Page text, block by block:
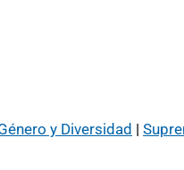
y Diversidad |